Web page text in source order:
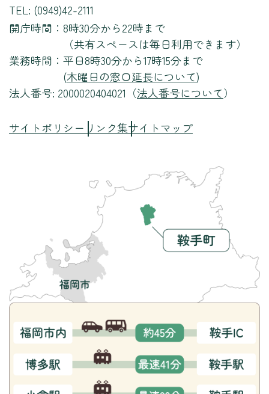
TEL: (0949)42-2111
開庁時間： 8時30分から22時まで
（共有スペースは毎日利用できます）
業務時間： 平日8時30分から17時15分まで
(木曜日の窓口延長について)
法人番号: 2000020404021（法人番号について）
サイトポリシー リンク集サイトマップ